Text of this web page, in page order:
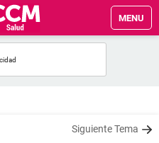
MENU
Siguiente Tema